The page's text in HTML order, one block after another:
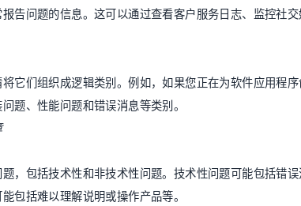
告问题的信息。这可以通过查看客户服务日志、监控社
它们组织成逻辑类别。例如，如果您正在为软件应用程
题、性能问题和错误消息等类别。
，包括技术性和非技术性问题。技术性问题可能包括错
包括难以理解说明或操作产品等。